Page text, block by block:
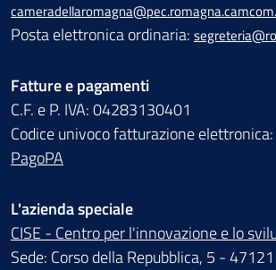
Posta elettronica ordinaria:
Fatture e pagamenti
C.F. e P. IVA: 04283130401
Codice univoco fatturazione
PagoPA
L'azienda speciale
CISE - Centro per l'innovazione e lo
Sede: Corso della Repubblica, 5 -